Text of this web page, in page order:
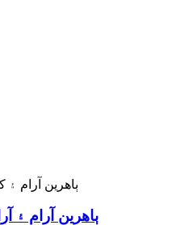
ٻاهرين آرام ۽